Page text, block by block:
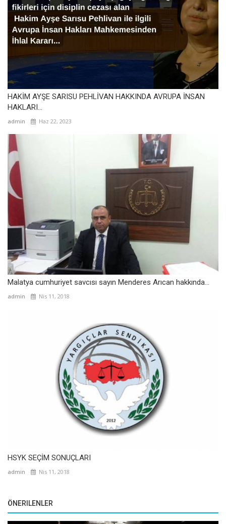
HAKİM AYŞE SARISU PEHLİVAN HAKKINDA AVRUPA İNSAN
HAKLARI...
admin Haz 22, 2023
Malatya cumhuriyet savcısı sayın Menderes Arıcan hakkında...
admin Nis 11, 2018
HSYK SEÇİM SONUÇLARI
admin Nis 11, 2018
ÖNERILENLER